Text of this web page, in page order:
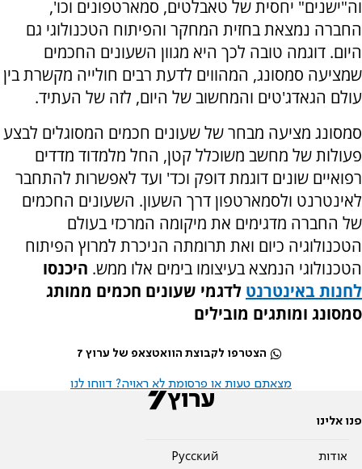
וה"ישנים" יחסית של טאבלטים, סמארטפונים וכו',
החברה נמצאת בחזית המחקר והפיתוח הטכנולוגי גם
היום. דוגמה טובה לכך היא מגוון השעונים החכמים
שמציעה סמסונג, המהווים לדעת רבים חולייה מקשרת בין
עולם הגאדג'טים והמחשוב של היום, לזה של העתיד.
סמסונג מציעה מבחר של שעונים חכמים המסוגלים לבצע
פעולות של מחשב משוכלל קטן, החל מלמדוד מדדים
רפואיים שונים דוגמת דופק וכד' ועד לאפשרות להתחבר
לאינטרנט ולסמארטפון דרך השעון. השעונים החכמים
של החברה מדגימים את מיקומה המרכזי בעולם
הטכנולוגיה כיום ואת תרומתה הניכרת למרוץ הפיתוח
הטכנולוגי הנמצא בעיצומו בימים אלו ממש. היכנסו
לחנות באינטרנט לדגמי שעונים חכמים ממותג
סמסונג ומותגים מובילים
הצטרפו לקבוצת הוואטצאפ של ערוץ 7
מצאתם טעות או פרסומת לא ראויה? דווחו לנו
פנו אלינו
אודות
Pусский